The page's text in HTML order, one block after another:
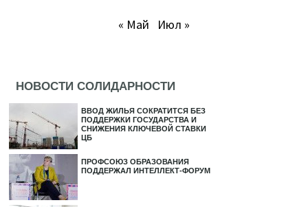
« Май Июл »
НОВОСТИ СОЛИДАРНОСТИ
ВВОД ЖИЛЬЯ СОКРАТИТСЯ БЕЗ
ПОДДЕРЖКИ ГОСУДАРСТВА И
СНИЖЕНИЯ КЛЮЧЕВОЙ СТАВКИ
ЦБ
ПРОФСОЮЗ ОБРАЗОВАНИЯ
ПОДДЕРЖАЛ ИНТЕЛЛЕКТ-ФОРУМ